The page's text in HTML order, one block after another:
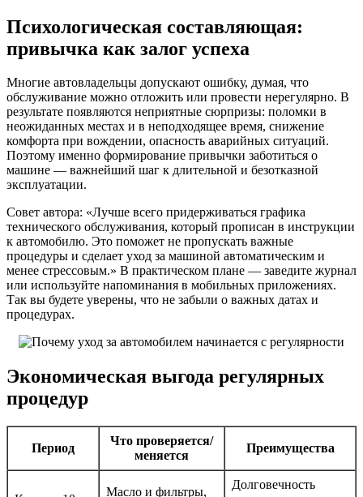
Психологическая составляющая:
привычка как залог успеха
Многие автовладельцы допускают ошибку, думая, что
обслуживание можно отложить или провести нерегулярно. В
результате появляются неприятные сюрпризы: поломки в
неожиданных местах и в неподходящее время, снижение
комфорта при вождении, опасность аварийных ситуаций.
Поэтому именно формирование привычки заботиться о
машине — важнейший шаг к длительной и безотказной
эксплуатации.
Совет автора: «Лучше всего придерживаться графика
технического обслуживания, который прописан в инструкции
к автомобилю. Это поможет не пропускать важные
процедуры и сделает уход за машиной автоматическим и
менее стрессовым.» В практическом плане — заведите журнал
или используйте напоминания в мобильных приложениях.
Так вы будете уверены, что не забыли о важных датах и
процедурах.
Экономическая выгода регулярных
процедур
Период
Что проверяется/
меняется
Преимущества
Масло и фильтры,
Долговечность